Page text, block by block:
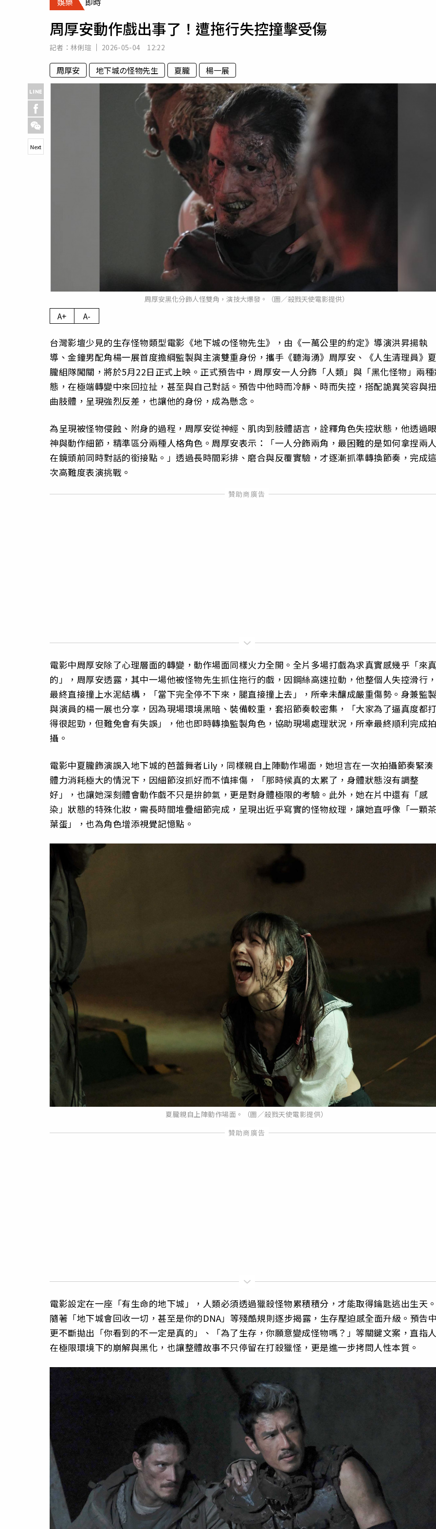
專欄
房產新勢力
運勢
周厚安動作戲出事了！遭拖行失控撞擊受傷
記者： 林俐瑄 2026-05-04 12:22
周厚安 地下城の怪物先生 夏朧 楊一展
周厚安黑化分飾人怪雙角，演技大爆發。（圖／殺戮天使電影提供）
Next
A+ A-
台灣影壇少見的生存怪物類型電影《地下城の怪物先生》，由《一萬公里的約定》導演洪昇揚執
導、金鐘男配角楊一展首度擔綱監製與主演雙重身份，攜手《聽海湧》周厚安、《人生清理員》
朧組隊闖關，將於5月22日正式上映。正式預告中，周厚安一人分飾「人類」與「黑化怪物」兩
態，在極端轉變中來回拉扯，甚至與自己對話。預告中他時而冷靜、時而失控，搭配詭異笑容與
曲肢體，呈現強烈反差，也讓他的身份，成為懸念。
為呈現被怪物侵蝕、附身的過程，周厚安從神經、肌肉到肢體語言，詮釋角色失控狀態，他透過
神與動作細節，精準區分兩種人格角色。周厚安表示：「一人分飾兩角，最困難的是如何拿捏兩
在鏡頭前同時對話的銜接點。」透過長時間彩排、磨合與反覆實驗，才逐漸抓準轉換節奏，完成
次高難度表演挑戰。
電影中周厚安除了心理層面的轉變，動作場面同樣火力全開。全片多場打戲為求真實感幾乎「來
的」，周厚安透露，其中一場他被怪物先生抓住拖行的戲，因鋼絲高速拉動，他整個人失控滑行
最終直接撞上水泥結構，「當下完全停不下來，腿直接撞上去」，所幸未釀成嚴重傷勢。身兼監
與演員的楊一展也分享，因為現場環境黑暗、裝備較重，套招節奏較密集，「大家為了逼真度都
得很起勁，但難免會有失誤」，他也即時轉換監製角色，協助現場處理狀況，所幸最終順利完成
攝。
電影中夏朧飾演誤入地下城的芭蕾舞者Lily，同樣親自上陣動作場面，她坦言在一次拍攝節奏緊湊
體力消耗極大的情況下，因細節沒抓好而不慎摔傷，「那時候真的太累了，身體狀態沒有調整
好」，也讓她深刻體會動作戲不只是拚帥氣，更是對身體極限的考驗。此外，她在片中還有「感
染」狀態的特殊化妝，需長時間堆疊細節完成，呈現出近乎寫實的怪物紋理，讓她直呼像「一顆
葉蛋」，也為角色增添視覺記憶點。
夏朧親自上陣動作場面。（圖／殺戮天使電影提供）
電影設定在一座「有生命的地下城」，人類必須透過獵殺怪物累積積分，才能取得鑰匙逃出生天
隨著「地下城會回收一切，甚至是你的DNA」等殘酷規則逐步揭露，生存壓迫感全面升級。預告
更不斷拋出「你看到的不一定是真的」、「為了生存，你願意變成怪物嗎？」等關鍵文案，直指
在極限環境下的崩解與黑化，也讓整體故事不只停留在打殺獵怪，更是進一步拷問人性本質。